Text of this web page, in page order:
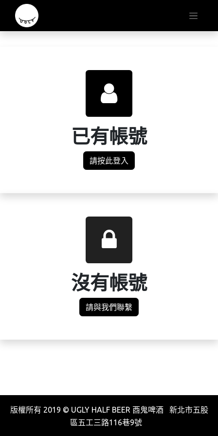
已有帳號
請按此登入
沒有帳號
請與我們聯繫
版權所有 2019 © UGLY HALF BEER 酉鬼啤酒 新北市五股
區五工三路116巷9號